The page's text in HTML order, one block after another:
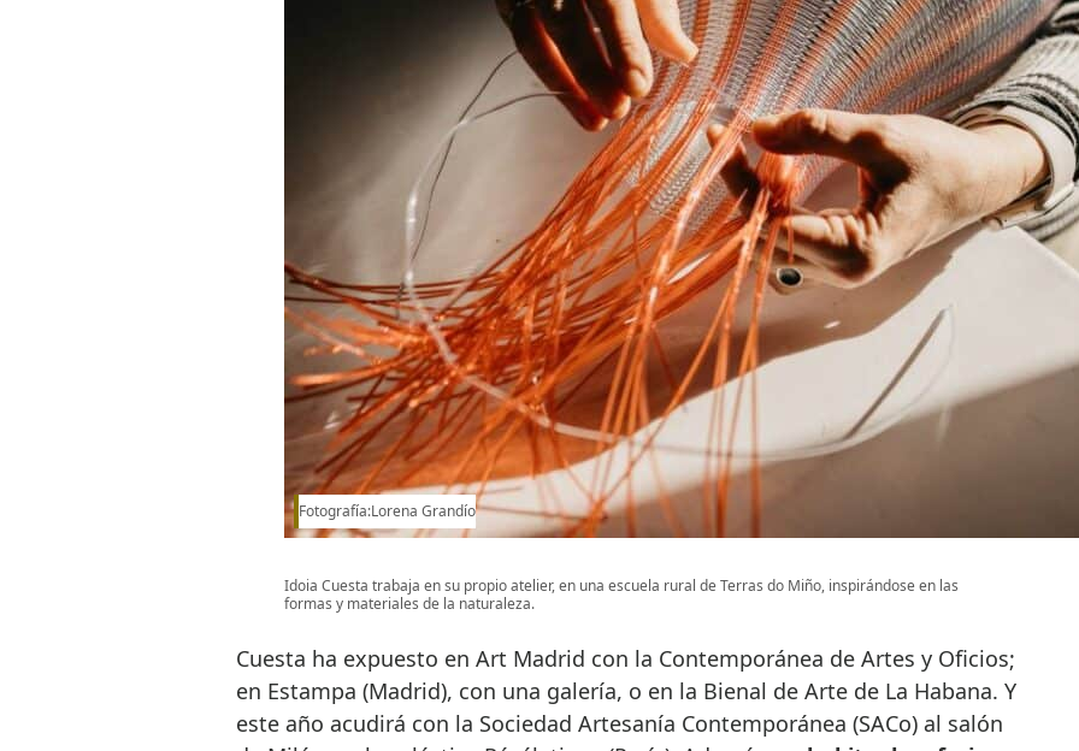
Fotografía:Lorena Grandío
Idoia Cuesta trabaja en su propio atelier, en una escuela rural de Terras do Miño, inspirándose en las
formas y materiales de la naturaleza.
Cuesta ha expuesto en Art Madrid con la Contemporánea de Artes y Oficios;
en Estampa (Madrid), con una galería, o en la Bienal de Arte de La Habana. Y
este año acudirá con la Sociedad Artesanía Contemporánea (SACo) al salón